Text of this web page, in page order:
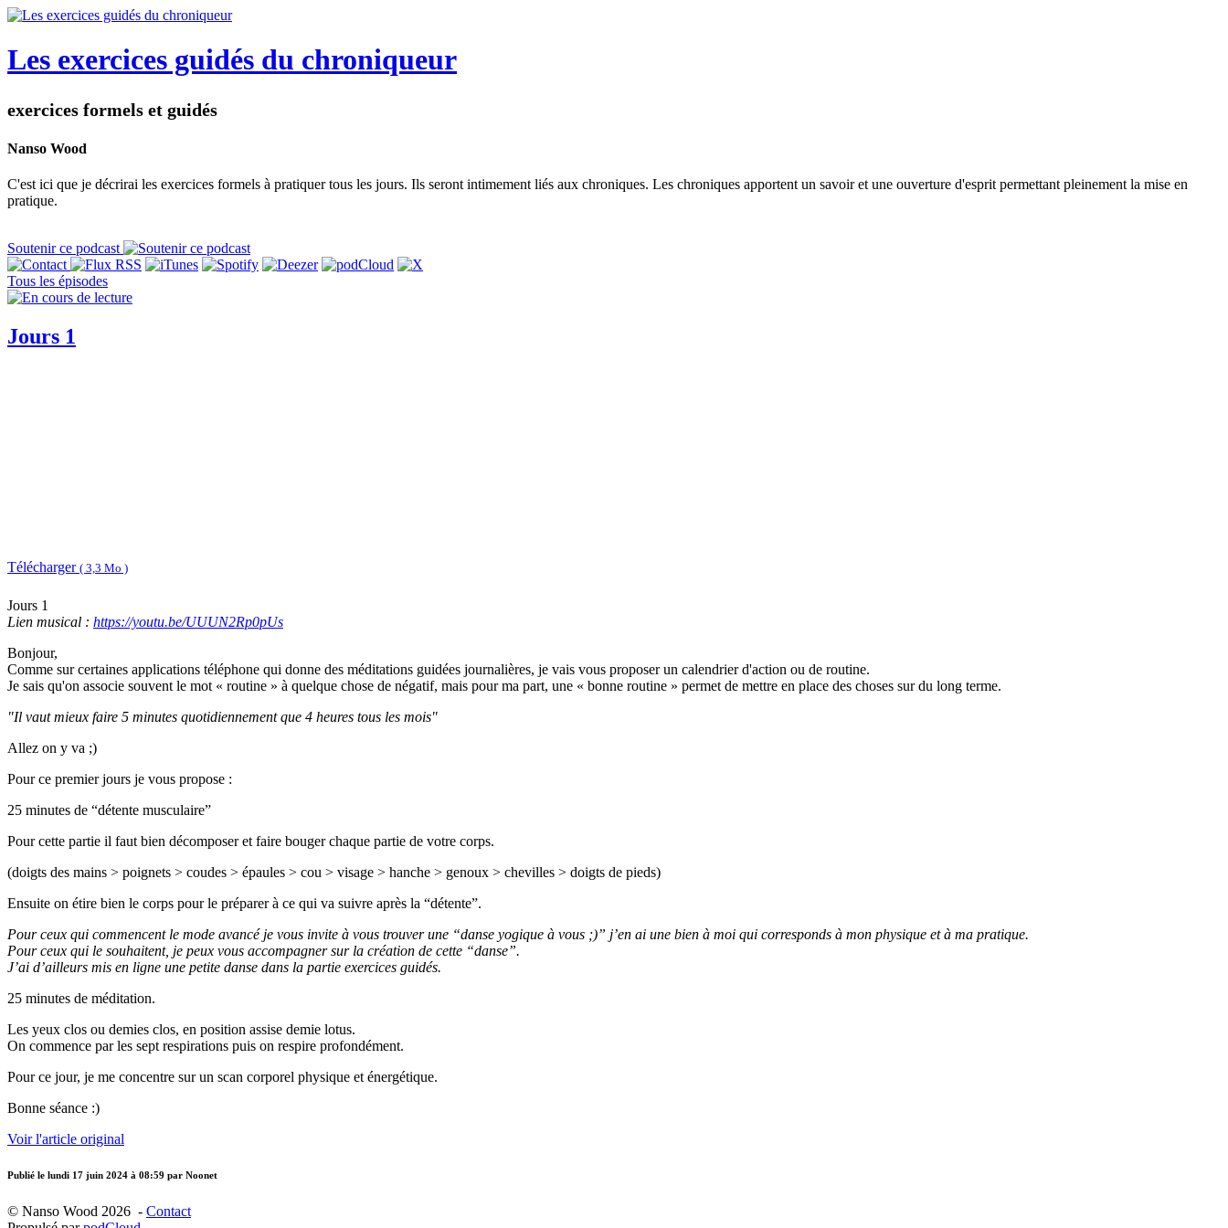
Les exercices guidés du chroniqueur
exercices formels et guidés
Nanso Wood
C'est ici que je décrirai les exercices formels à pratiquer tous les jours. Ils seront intimement liés aux chroniques. Les chroniques apportent un savoir et une ouverture d'esprit permettant pleinement la mise en
pratique.
Soutenir ce podcast
Tous les épisodes
Jours 1
Télécharger ( 3,3 Mo )
Jours 1
Lien musical : https://youtu.be/UUUN2Rp0pUs
Bonjour,
Comme sur certaines applications téléphone qui donne des méditations guidées journalières, je vais vous proposer un calendrier d'action ou de routine.
Je sais qu'on associe souvent le mot « routine » à quelque chose de négatif, mais pour ma part, une « bonne routine » permet de mettre en place des choses sur du long terme.
"Il vaut mieux faire 5 minutes quotidiennement que 4 heures tous les mois"
Allez on y va ;)
Pour ce premier jours je vous propose :
25 minutes de “détente musculaire”
Pour cette partie il faut bien décomposer et faire bouger chaque partie de votre corps.
(doigts des mains > poignets > coudes > épaules > cou > visage > hanche > genoux > chevilles > doigts de pieds)
Ensuite on étire bien le corps pour le préparer à ce qui va suivre après la “détente”.
Pour ceux qui commencent le mode avancé je vous invite à vous trouver une “danse yogique à vous ;)” j’en ai une bien à moi qui corresponds à mon physique et à ma pratique.
Pour ceux qui le souhaitent, je peux vous accompagner sur la création de cette “danse”.
J’ai d’ailleurs mis en ligne une petite danse dans la partie exercices guidés.
25 minutes de méditation.
Les yeux clos ou demies clos, en position assise demie lotus.
On commence par les sept respirations puis on respire profondément.
Pour ce jour, je me concentre sur un scan corporel physique et énergétique.
Bonne séance :)
Voir l'article original
Publié le lundi 17 juin 2024 à 08:59 par Noonet
© Nanso Wood 2026 - Contact